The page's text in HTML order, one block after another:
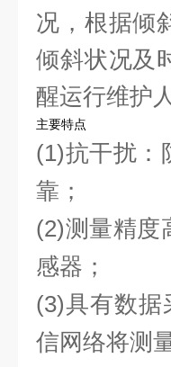
况，根据倾
倾斜状况及
醒运行维护
主要特点
(1)抗干扰：
靠；
(2)测量精度
感器；
(3)具有数据
信网络将测